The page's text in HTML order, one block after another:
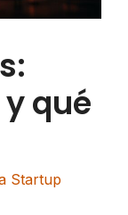
qué
Startup